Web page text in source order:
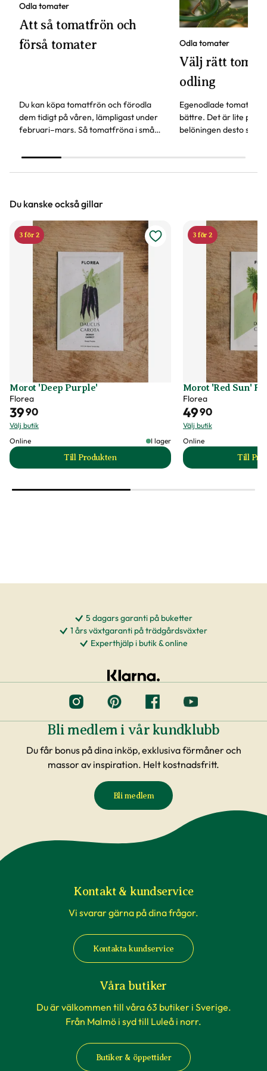
Odla tomater
Att så tomatfrön och
förså tomater
Du kan köpa tomatfrön och förodla
dem tidigt på våren, lämpligast under
februari–mars. Så tomatfröna i små
våra bästa tips.
Odla tomater
Välj rätt
odling
Egenodlade tomater
bättre. Det är lite
belöningen desto
tomat.
Du kanske också gillar
3 för 2
Morot 'Deep Purple'
Florea
3990
Välj butik
Online
I lager
Till Produkten
till Morot 'Deep Purple' produktsida
3 för 2
Morot 'Red Sun' F1
Florea
4990
Välj butik
Online
Till
5 dagars garanti på buketter
1 års växtgaranti på trädgårdsväxter
Experthjälp i butik & online
Bli medlem i vår kundklubb
Du får bonus på dina inköp, exklusiva förmåner och
massor av inspiration. Helt kostnadsfritt.
Bli medlem
Kontakt & kundservice
Vi svarar gärna på dina frågor.
Kontakta kundservice
Våra butiker
Du är välkommen till våra 63 butiker i Sverige.
Från Malmö i syd till Luleå i norr.
Butiker & öppettider